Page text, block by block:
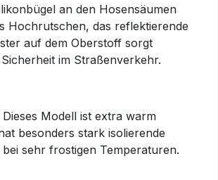
an den Hosensäumen
Hochrutschen, das reflektierende
auf dem Oberstoff sorgt
im Straßenverkehr.
Modell ist extra warm
besonders stark isolierende
bei sehr frostigen Temperaturen.